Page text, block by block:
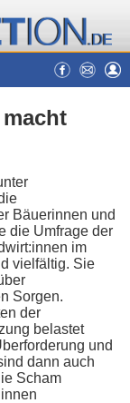
Bäuerinnen und
die Umfrage der
im
vielfältig. Sie
Sorgen.
der
belastet
und
dann auch
Scham